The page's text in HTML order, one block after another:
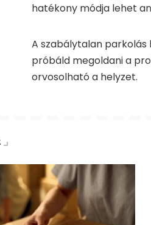
hatékony módja lehet
A szabálytalan
próbáld megoldani a
orvosolható a helyzet.